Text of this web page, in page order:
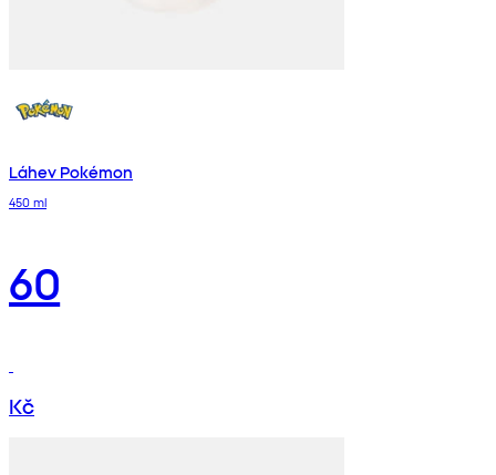
Láhev Pokémon
450 ml
60
Kč